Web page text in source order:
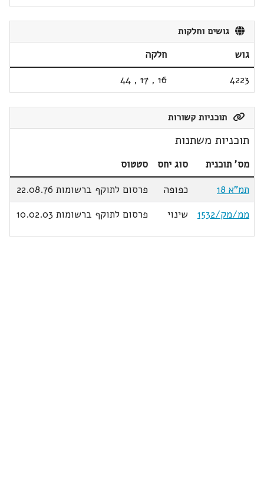
גושים וחלקות
גוש
חלקה
4223
16
,
17
,
44
תוכניות קשורות
תוכניות משתנות
מס' תוכנית סוג יחס
סטטוס
תמ"א 18
כפופה
פרסום לתוקף ברשומות 22.08.76
ממ/מק/1532
שינוי פרסום לתוקף ברשומות 10.02.03